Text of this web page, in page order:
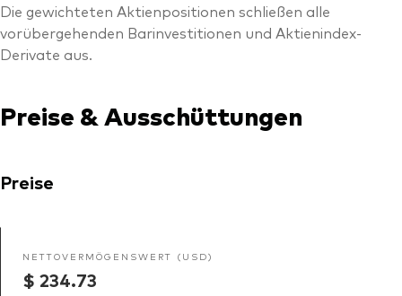
Die gewichteten Aktienpositionen schließen alle
vorübergehenden Barinvestitionen und Aktienindex-
Derivate aus.
Preise & Ausschüttungen
Preise
NETTOVERMÖGENSWERT (USD)
$ 234.73